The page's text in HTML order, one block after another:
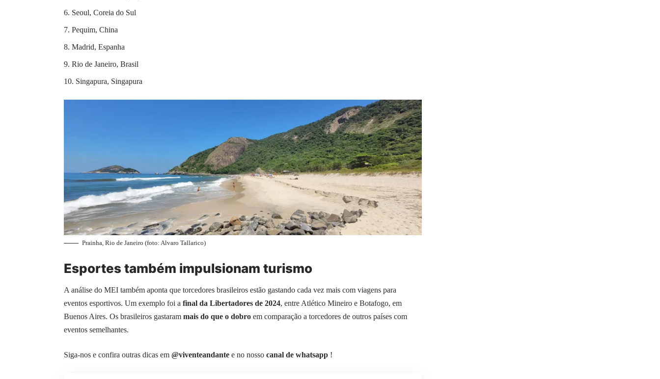
Seoul, Coreia do Sul
Pequim, China
Madrid, Espanha
Rio de Janeiro, Brasil
Singapura, Singapura
Prainha, Rio de Janeiro (foto: Alvaro Tallarico)
Esportes também impulsionam turismo
A análise do MEI também aponta que torcedores brasileiros estão gastando cada vez mais com viagens para
eventos esportivos. Um exemplo foi a final da Libertadores de 2024, entre Atlético Mineiro e Botafogo, em
Buenos Aires. Os brasileiros gastaram mais do que o dobro em comparação a torcedores de outros países com
eventos semelhantes.
Siga-nos e confira outras dicas em @viventeandante e no nosso canal de whatsapp !